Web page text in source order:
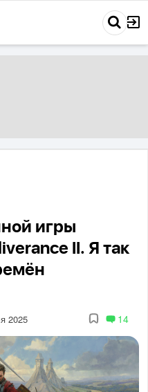
игры
II. Я так
2025 14